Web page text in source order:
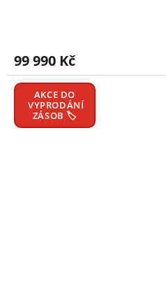
99 990 Kč
AKCE DO
VYPRODÁNÍ
ZÁSOB 🏷️